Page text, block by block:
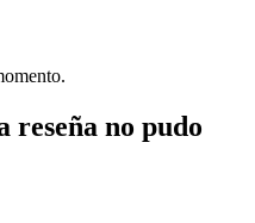
reseña no pudo